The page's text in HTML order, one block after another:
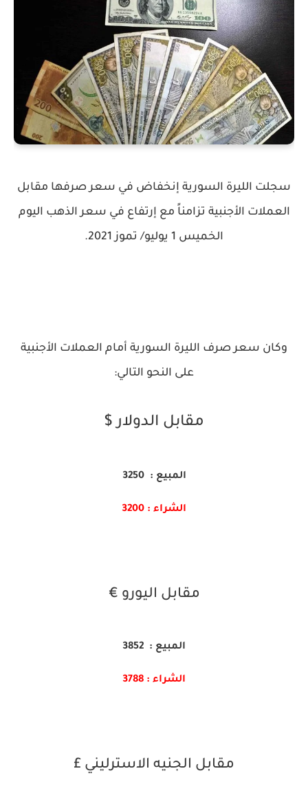
سجلت الليرة السورية إنخفاض في سعر صرفها مقابل
العملات الأجنبية تزامناً مع إرتفاع في سعر الذهب اليوم
الخميس 1 يوليو/ تموز 2021.
وكان سعر صرف الليرة السورية أمام العملات الأجنبية
على النحو التالي:
مقابل الدولار $
المبيع : 3250
الشراء : 3200
مقابل اليورو €
المبيع : 3852
الشراء : 3788
مقابل الجنيه الاسترليني £